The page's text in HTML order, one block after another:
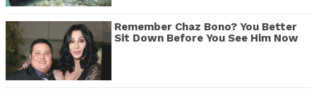
Remember Chaz Bono? You Better
Sit Down Before You See Him Now